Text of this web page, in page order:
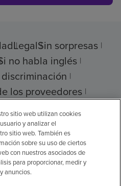
LegalSin sorpresas
no habla inglés
los proveedores
de precios
Health Corporation
de cookies
sitio web utilizan cookies
y analizar el
sitio web. También es
sobre su uso de ciertos
con nuestros asociados de
para proporcionar, medir y
anuncios.